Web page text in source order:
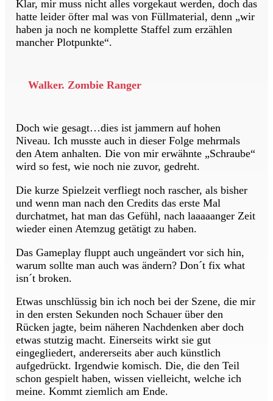
Klar, mir muss nicht alles vorgekaut werden, doch das
hatte leider öfter mal was von Füllmaterial, denn „wir
haben ja noch ne komplette Staffel zum erzählen
mancher Plotpunkte“.
Walker. Zombie Ranger
Doch wie gesagt…dies ist jammern auf hohen
Niveau. Ich musste auch in dieser Folge mehrmals
den Atem anhalten. Die von mir erwähnte „Schraube“
wird so fest, wie noch nie zuvor, gedreht.
Die kurze Spielzeit verfliegt noch rascher, als bisher
und wenn man nach den Credits das erste Mal
durchatmet, hat man das Gefühl, nach laaaaanger Zeit
wieder einen Atemzug getätigt zu haben.
Das Gameplay fluppt auch ungeändert vor sich hin,
warum sollte man auch was ändern? Don´t fix what
isn´t broken.
Etwas unschlüssig bin ich noch bei der Szene, die mir
in den ersten Sekunden noch Schauer über den
Rücken jagte, beim näheren Nachdenken aber doch
etwas stutzig macht. Einerseits wirkt sie gut
eingegliedert, andererseits aber auch künstlich
aufgedrückt. Irgendwie komisch. Die, die den Teil
schon gespielt haben, wissen vielleicht, welche ich
meine. Kommt ziemlich am Ende.